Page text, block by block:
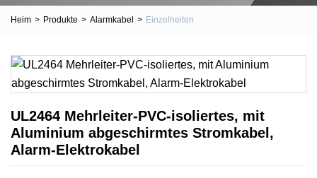
Heim > Produkte > Alarmkabel > Einzelheiten
UL2464 Mehrleiter-PVC-isoliertes, mit
Aluminium abgeschirmtes Stromkabel,
Alarm-Elektrokabel